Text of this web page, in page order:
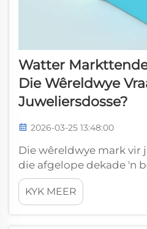
Watter
Die Wêreldwye
Juweliersdosse?
2026-03-25 13:48:00
Die wêreldwye mark vir
die afgelope dekade 'n
transformasie
veranderende
tegnologiese
KYK MEER